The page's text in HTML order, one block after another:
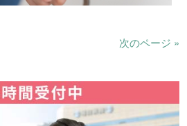
次のページ »